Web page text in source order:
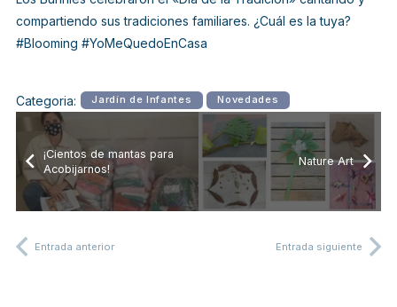
compartiendo sus tradiciones familiares. ¿Cuál es la tuya?
#Blooming #YoMeQuedoEnCasa
Categoria: Jardín de Infantes Novedades
¡Cientos de mantas para
Acobijarnos!
Nature Art
Entrada anterior Entrada siguiente